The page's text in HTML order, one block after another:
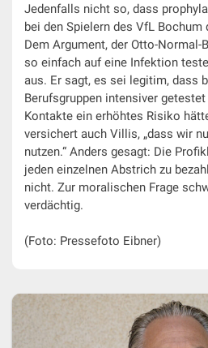
Jedenfalls nicht so, dass
bei den Spielern des VfL Bochum
Dem Argument, der Otto-
so einfach auf eine Infektion
aus. Er sagt, es sei legitim, dass
Berufsgruppen intensiver
Kontakte ein erhöhtes Risiko
versichert auch Villis, „dass wir
nutzen.“ Anders gesagt: Die
jeden einzelnen Abstrich zu
nicht. Zur moralischen Frage
verdächtig.
(Foto: Pressefoto Eibner)